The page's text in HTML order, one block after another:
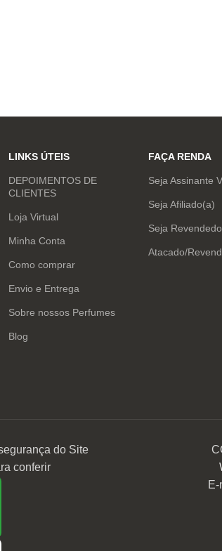
LINKS ÚTEIS
DEPOIMENTOS DE
CLIENTES
Loja Virtual
Minha Conta
Como comprar
Envio e Entrega
Sobre nossos Perfumes
Blog
FAÇA RENDA
Seja Assinante
Seja Afiliado(a)
Seja
Atacado/
do Site
conferir